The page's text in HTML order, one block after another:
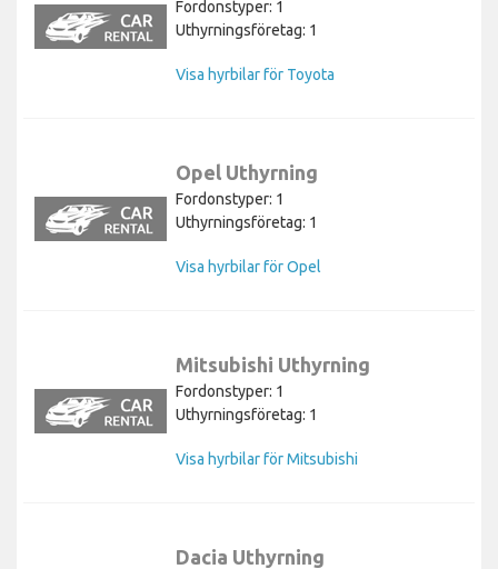
Fordonstyper: 1
Uthyrningsföretag: 1
Visa hyrbilar för Toyota
Opel Uthyrning
Fordonstyper: 1
Uthyrningsföretag: 1
Visa hyrbilar för Opel
Mitsubishi Uthyrning
Fordonstyper: 1
Uthyrningsföretag: 1
Visa hyrbilar för Mitsubishi
Dacia Uthyrning